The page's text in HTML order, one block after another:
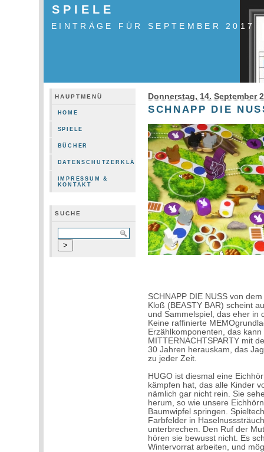
SPIELE
EINTRÄGE FÜR SEPTEMBER 2017
HAUPTMENÜ
HOME
SPIELE
BÜCHER
DATENSCHUTZERKLÄRUNG
IMPRESSUM &
KONTAKT
SUCHE
Donnerstag, 14. September
SCHNAPP DIE
SCHNAPP DIE NUSS von
Kloß (BEASTY BAR) scheint
und Sammelspiel, das eher in
Keine raffinierte
Erzählkomponenten, das
MITTERNACHTSPARTY mit
30 Jahren herauskam, das
zu jeder Zeit.
HUGO ist diesmal eine
kämpfen hat, das alle Kinder
nämlich gar nicht rein. Sie
herum, so wie unsere
Baumwipfel springen.
Farbfelder in
unterbrechen. Den Ruf der
hören sie bewusst nicht. Es
Wintervorrat arbeiten, und